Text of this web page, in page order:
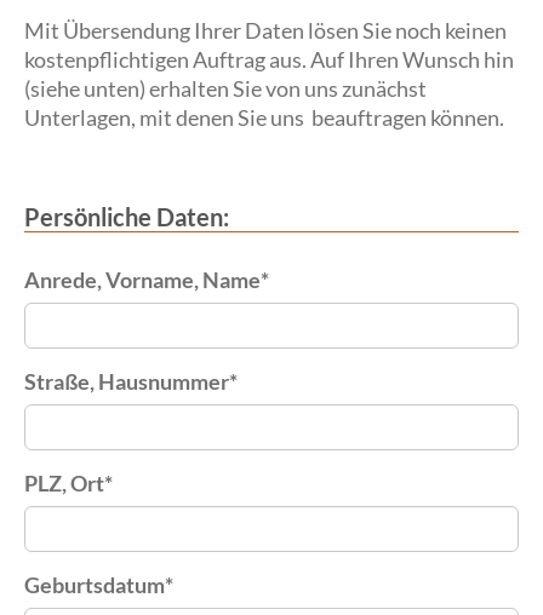
Mit Übersendung Ihrer Daten lösen Sie noch keinen
kostenpflichtigen Auftrag aus. Auf Ihren Wunsch hin
(siehe unten) erhalten Sie von uns zunächst
Unterlagen, mit denen Sie uns beauftragen können.
Persönliche Daten:
Anrede, Vorname, Name*
Straße, Hausnummer*
PLZ, Ort*
Geburtsdatum*